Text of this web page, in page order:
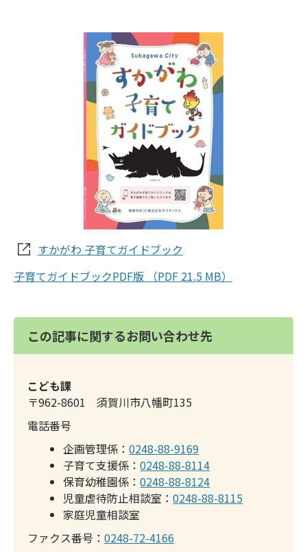
すかがわ 子育てガイドブック
子育てガイドブックPDF版 （PDF 21.5 MB）
この記事に関するお問い合わせ先
こども課
〒962-8601 須賀川市八幡町135
電話番号
企画管理係：0248-88-9169
子育て支援係：0248-88-8114
保育幼稚園係：0248-88-8124
児童虐待防止相談室：0248-88-8115
家庭児童相談室
ファクス番号： 0248-72-4166